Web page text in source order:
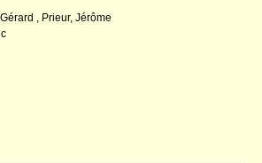
, Prieur, Jérôme